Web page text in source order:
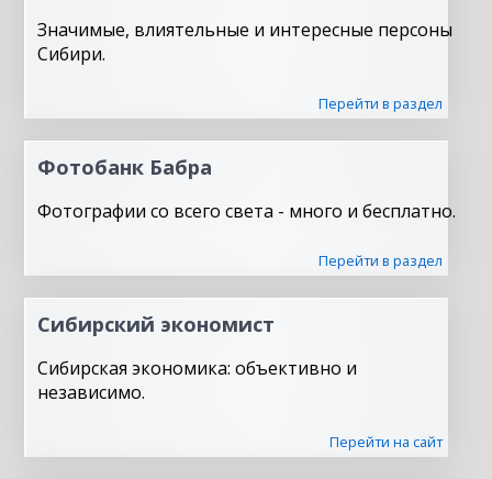
Значимые, влиятельные и интересные персоны
Сибири.
Перейти в раздел
Фотобанк Бабра
Фотографии со всего света - много и бесплатно.
Перейти в раздел
Сибирский экономист
Сибирская экономика: объективно и
независимо.
Перейти на сайт